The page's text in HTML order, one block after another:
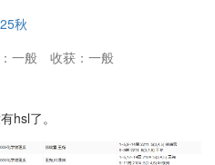
秋
一般
收获：一般
hsl了。